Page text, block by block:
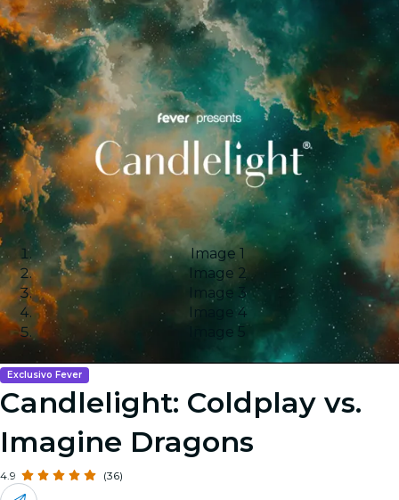
Image 1
Image 2
Image 3
Image 4
Image 5
Exclusivo Fever
Candlelight: Coldplay vs.
Imagine Dragons
4.9 (36)